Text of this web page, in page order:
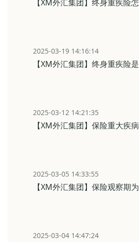
【XM外汇集团】终身重疾险
2025-03-19 14:16:14
【XM外汇集团】终身重疾险
2025-03-12 14:21:35
【XM外汇集团】保险重大疾
2025-03-05 14:33:55
【XM外汇集团】保险观察期
2025-03-04 14:47:24